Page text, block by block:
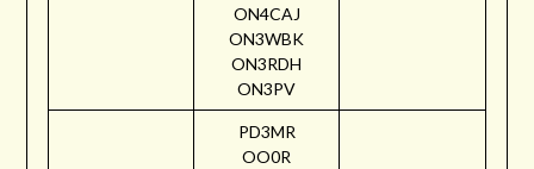
ON4CAJ
ON3WBK
ON3RDH
ON3PV
PD3MR
OO0R